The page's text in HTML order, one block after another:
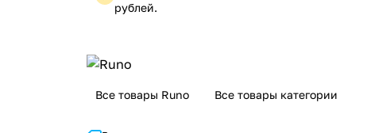
рублей.
Все товары Runo Все товары категории